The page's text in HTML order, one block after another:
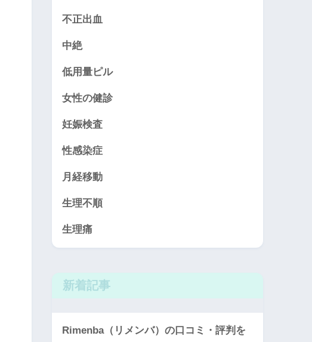
不正出血
中絶
低用量ピル
女性の健診
妊娠検査
性感染症
月経移動
生理不順
生理痛
新着記事
Rimenba（リメンバ）の口コミ・評判を